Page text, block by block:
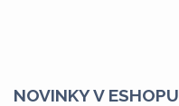
NOVINKY V ESHOPU